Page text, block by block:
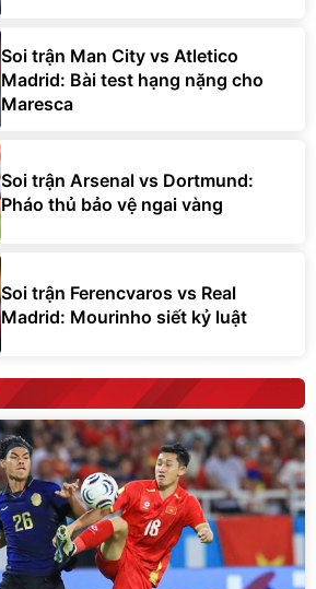
Soi trận Man City vs Atletico
Madrid: Bài test hạng nặng cho
Maresca
Soi trận Arsenal vs Dortmund:
Pháo thủ bảo vệ ngai vàng
Soi trận Ferencvaros vs Real
Madrid: Mourinho siết kỷ luật